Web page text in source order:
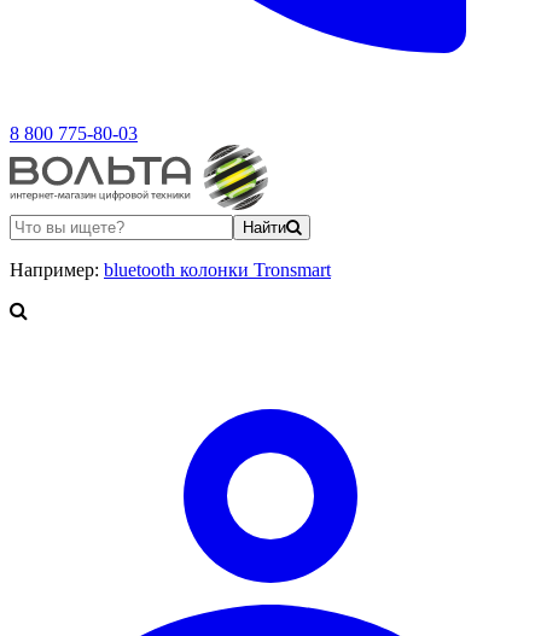
8 800 775-80-03
Найти
Например: bluetooth колонки Tronsmart